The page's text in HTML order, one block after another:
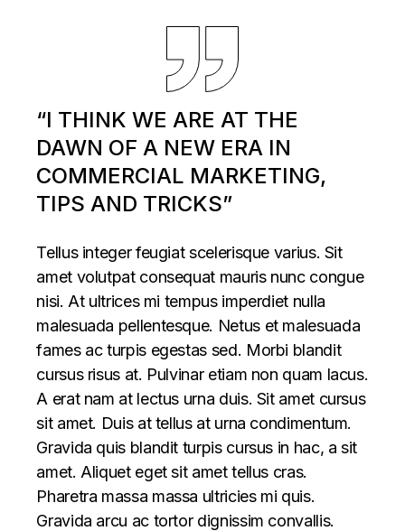
“I THINK WE ARE AT THE
DAWN OF A NEW ERA IN
COMMERCIAL MARKETING,
TIPS AND TRICKS”
Tellus integer feugiat scelerisque varius. Sit
amet volutpat consequat mauris nunc congue
nisi. At ultrices mi tempus imperdiet nulla
malesuada pellentesque. Netus et malesuada
fames ac turpis egestas sed. Morbi blandit
cursus risus at. Pulvinar etiam non quam lacus.
A erat nam at lectus urna duis. Sit amet cursus
sit amet. Duis at tellus at urna condimentum.
Gravida quis blandit turpis cursus in hac, a sit
amet. Aliquet eget sit amet tellus cras.
Pharetra massa massa ultricies mi quis.
Gravida arcu ac tortor dignissim convallis.